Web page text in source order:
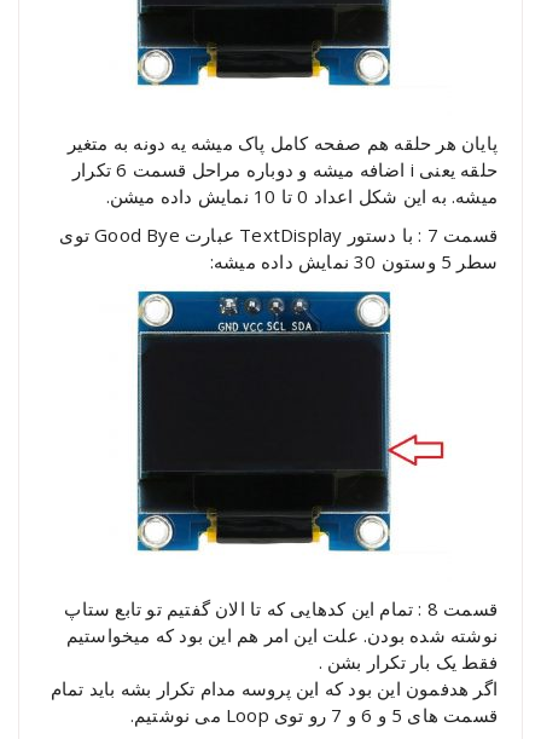
پایان هر حلقه هم صفحه کامل پاک میشه یه دونه به متغیر
حلقه یعنی i اضافه میشه و دوباره مراحل قسمت 6 تکرار
میشه. به این شکل اعداد 0 تا 10 نمایش داده میشن.
قسمت 7 : با دستور TextDisplay عبارت Good Bye توی
سطر 5 وستون 30 نمایش داده میشه:
قسمت 8 : تمام این کدهایی که تا الان گفتیم تو تابع ستاپ
نوشته شده بودن. علت این امر هم این بود که میخواستیم
فقط یک بار تکرار بشن .
اگر هدفمون این بود که این پروسه مدام تکرار بشه باید تمام
قسمت های 5 و 6 و 7 رو توی Loop می نوشتیم.